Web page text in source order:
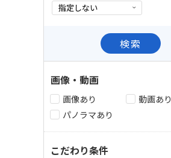
検索
画像・動画
画像あり
動画あり
パノラマあり
こだわり条件